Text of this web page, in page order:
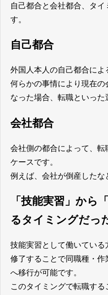
自己都合と会社都合、タ
す。
自己都合
外国人本人の自己都合によ
何らかの事情により現在の
なった場合、転職といった
会社都合
会社側の都合によって、
ケースです。
例えば、会社が倒産したな
「技能実習」から
るタイミングだっ
技能実習として働いてい
修了することで同職種・
へ移行が可能です。
このタイミングで転職する